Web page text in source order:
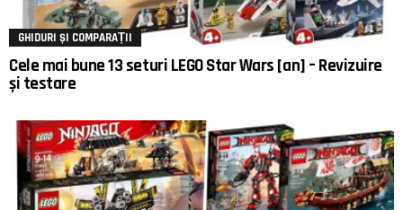
GHIDURI ȘI COMPARAȚII
Cele mai bune 13 seturi LEGO Star Wars [an] – Revizuire
și testare